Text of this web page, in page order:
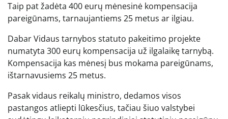
Taip pat žadėta 400 eurų mėnesinė kompensacija
pareigūnams, tarnaujantiems 25 metus ar ilgiau.
Dabar Vidaus tarnybos statuto pakeitimo projekte
numatyta 300 eurų kompensacija už ilgalaikę tarnybą.
Kompensacija kas mėnesį bus mokama pareigūnams,
ištarnavusiems 25 metus.
Pasak vidaus reikalų ministro, dedamos visos
pastangos atliepti lūkesčius, tačiau šiuo valstybei